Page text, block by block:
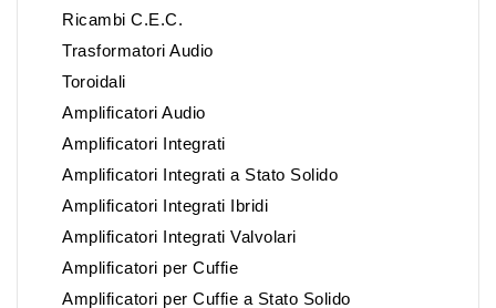
Ricambi C.E.C.
Trasformatori Audio
Toroidali
Amplificatori Audio
Amplificatori Integrati
Amplificatori Integrati a Stato Solido
Amplificatori Integrati Ibridi
Amplificatori Integrati Valvolari
Amplificatori per Cuffie
Amplificatori per Cuffie a Stato Solido